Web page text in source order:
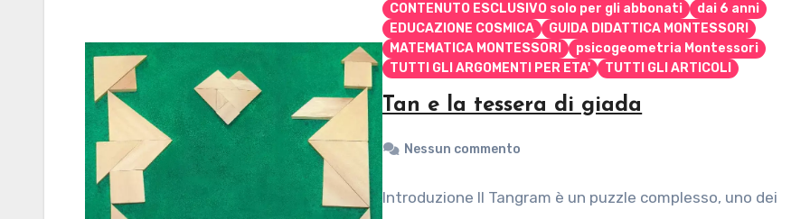
CONTENUTO ESCLUSIVO solo per gli abbonati
dai 6 anni
EDUCAZIONE COSMICA
GUIDA DIDATTICA MONTESSORI
MATEMATICA MONTESSORI
psicogeometria Montessori
TUTTI GLI ARGOMENTI PER ETA'
TUTTI GLI ARTICOLI
Tan e la tessera di giada
Nessun commento
Introduzione Il Tangram è un puzzle complesso, uno dei